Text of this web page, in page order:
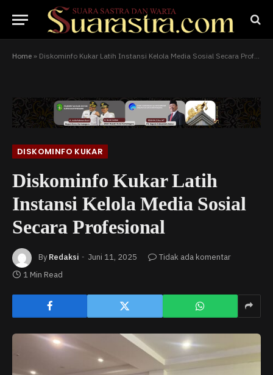
Home » Diskominfo Kukar Latih Instansi Kelola Media Sosial Secara Profesional
DISKOMINFO KUKAR
Diskominfo Kukar Latih
Instansi Kelola Media Sosial
Secara Profesional
By Redaksi Juni 11, 2025
Tidak ada komentar
1 Min Read